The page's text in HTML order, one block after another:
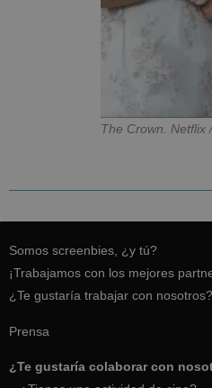
The Crown. Netflix
Somos screenbies, ¿y tú?
¡Trabajamos con los mejores
¿Te gustaría trabajar con nosotros?
Prensa
¿Te gustaría colaborar con